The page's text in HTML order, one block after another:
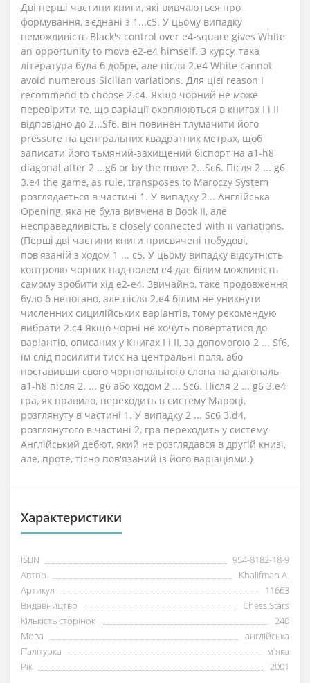
Дві перші частини книги, які вивчаються про
формування, з'єднані з 1...c5. У цьому випадку
неможливість Black's control over e4-square gives White
an opportunity to move e2-e4 himself. З курсу, така
література була б добре, але після 2.e4 White cannot
avoid numerous Sicilian variations. Для цієї reason I
recommend to choose 2.c4. Якщо чорний не може
перевірити те, що варіації охоплюються в книгах I і II
відповідно до 2...Sf6, він повинен тлумачити його
pressure на центральних квадратних метрах, щоб
записати його тьмяний-захищений біспорт на a1-h8
diagonal after 2 ...g6 or by the move 2...Sc6. Після 2 ... g6
3.e4 the game, as rule, transposes to Maroczy System
розглядається в частині 1. У випадку 2... Англійська
Opening, яка не була вивчена в Book II, але
несправедливість, є closely connected with її variations.
(Перші дві частини книги присвячені побудові,
пов'язаній з ходом 1 ... c5. У цьому випадку відсутність
контролю чорних над полем е4 дає білим можливість
самому зробити хід е2-е4. Звичайно, таке продовження
було б непогано, але після 2.e4 білим не уникнути
численних сицилійських варіантів, тому рекомендую
вибрати 2.c4 Якщо чорні не хочуть повертатися до
варіантів, описаних у Книгах I і II, за допомогою 2 ... Sf6,
їм слід посилити тиск на центральні поля, або
поставивши свого чорнопольного слона на діагональ
a1-h8 після 2. ... g6 або ходом 2 ... Sc6. Після 2 ... g6 3.e4
гра, як правило, переходить в систему Мароці,
розглянуту в частині 1. У випадку 2 ... Sc6 3.d4,
розглянутого в частині 2, гра переходить у систему
Англійський дебют, який не розглядався в другій книзі,
але, проте, тісно пов'язаний із його варіаціями.)
Характеристики
ISBN
954-8182-18-9
Автор
Khalifman A.
Артикул
11663
Видавництво
Chess Stars
Кількість сторінок
240
Мова
англійська
Палітурка
м'яка
Рік
2001